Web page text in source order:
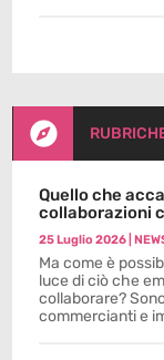

Quello che
collaborazioni
25 Luglio 2026 |
Ma come è
luce di ciò che
collaborare?
commercianti e